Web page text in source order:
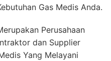
Gas Medis Anda.
Perusahaan
dan Supplier
Yang Melayani